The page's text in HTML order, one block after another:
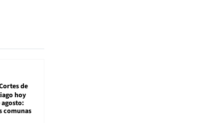
de
hoy
agosto:
comunas